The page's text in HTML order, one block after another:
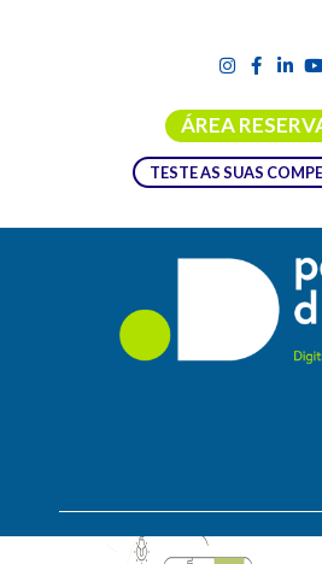
ÁREA
TESTE AS SUAS
YOUTH START-UP